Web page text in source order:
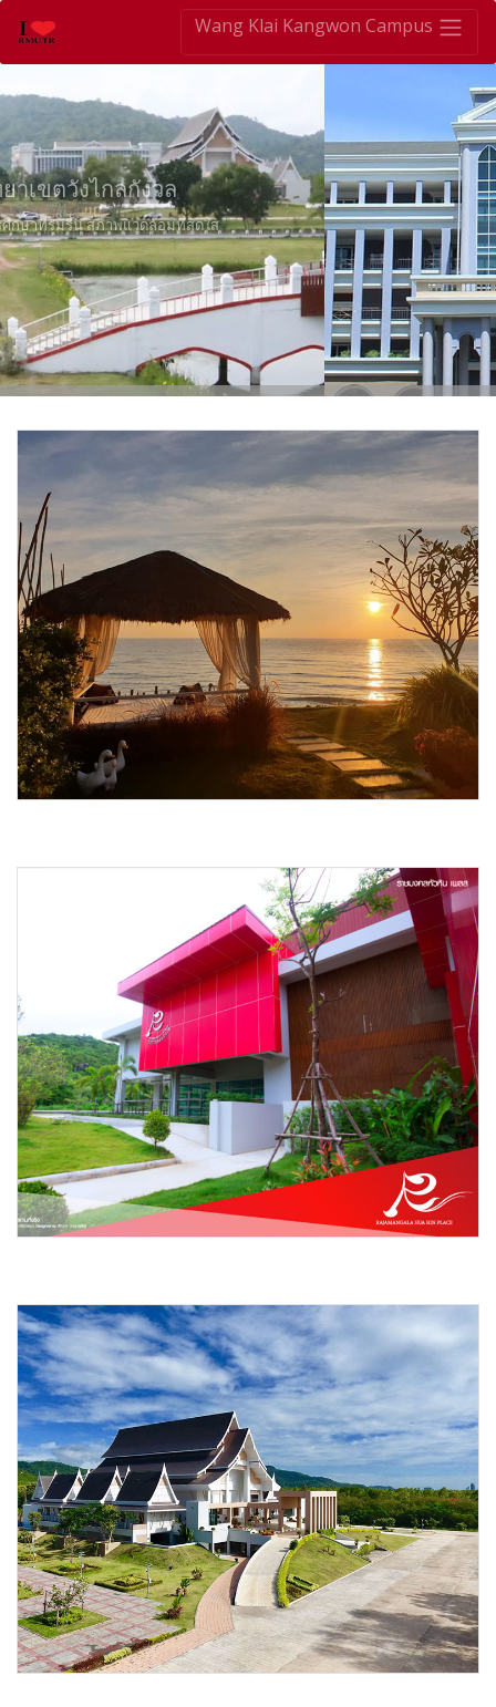
Wang Klai Kangwon Campus
อาคาร
เฉลิมพระเกียรติ​ 84 พรรษา
อาคารคณะบริหารธุรกิจ พื้นที่วิทยาเขตวังไกลกังวล